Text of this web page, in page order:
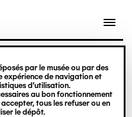
par le musée ou par des
expérience de navigation et
d’utilisation.
au bon fonctionnement
tous les refuser ou en
le dépôt.